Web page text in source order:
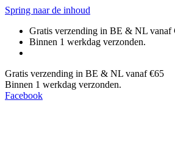
Spring naar de inhoud
Gratis verzending in BE & NL vanaf
Binnen 1 werkdag verzonden.
Gratis verzending in BE & NL vanaf €65
Binnen 1 werkdag verzonden.
Facebook